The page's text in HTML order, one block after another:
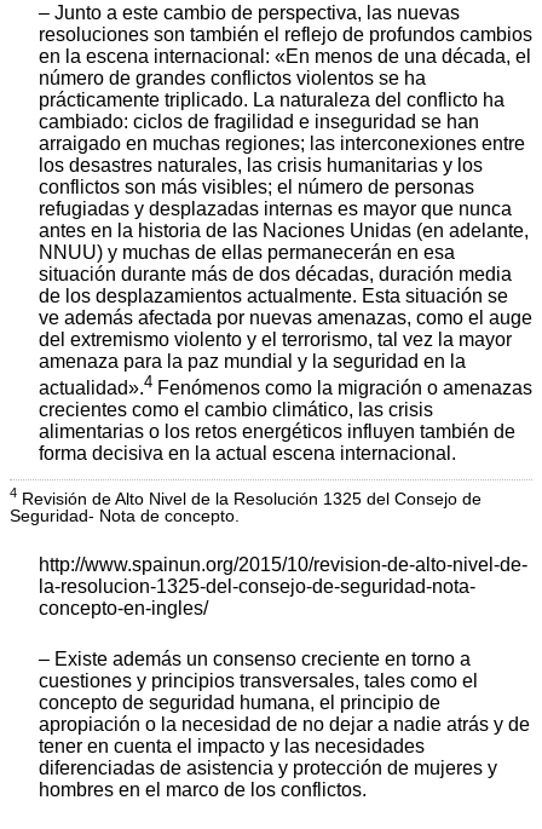
– Junto a este cambio de perspectiva, las nuevas
resoluciones son también el reflejo de profundos cambios
en la escena internacional: «En menos de una década, el
número de grandes conflictos violentos se ha
prácticamente triplicado. La naturaleza del conflicto ha
cambiado: ciclos de fragilidad e inseguridad se han
arraigado en muchas regiones; las interconexiones entre
los desastres naturales, las crisis humanitarias y los
conflictos son más visibles; el número de personas
refugiadas y desplazadas internas es mayor que nunca
antes en la historia de las Naciones Unidas (en adelante,
NNUU) y muchas de ellas permanecerán en esa
situación durante más de dos décadas, duración media
de los desplazamientos actualmente. Esta situación se
ve además afectada por nuevas amenazas, como el auge
del extremismo violento y el terrorismo, tal vez la mayor
amenaza para la paz mundial y la seguridad en la
actualidad».4 Fenómenos como la migración o amenazas
crecientes como el cambio climático, las crisis
alimentarias o los retos energéticos influyen también de
forma decisiva en la actual escena internacional.
4 Revisión de Alto Nivel de la Resolución 1325 del Consejo de
Seguridad- Nota de concepto.
http://www.spainun.org/2015/10/revision-de-alto-nivel-de-
la-resolucion-1325-del-consejo-de-seguridad-nota-
concepto-en-ingles/
– Existe además un consenso creciente en torno a
cuestiones y principios transversales, tales como el
concepto de seguridad humana, el principio de
apropiación o la necesidad de no dejar a nadie atrás y de
tener en cuenta el impacto y las necesidades
diferenciadas de asistencia y protección de mujeres y
hombres en el marco de los conflictos.